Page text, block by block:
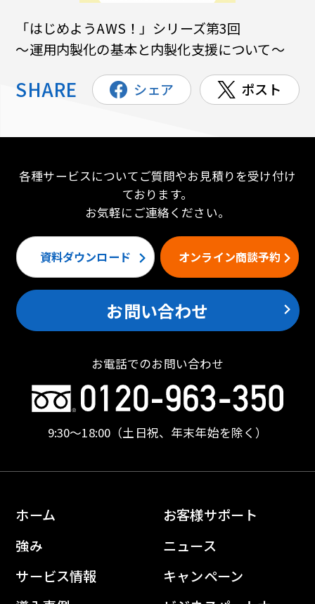
「はじめようAWS！」シリーズ第3回
～運用内製化の基本と内製化支援について～
SHARE シェア ポスト
各種サービスについてご質問やお見積りを受け付け
ております。
お気軽にご連絡ください。
資料ダウンロード オンライン商談予約
お問い合わせ
お電話でのお問い合わせ
9:30〜18:00 （土日祝、年末年始を除く）
ホーム
強み
サービス情報
お客様サポート
ニュース
キャンペーン